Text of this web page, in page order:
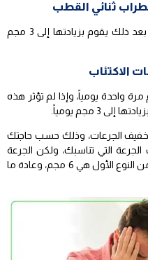
ثنائي القطب
يصف الطبيب جرعة قدرها 1.5 مجم، ثم بعد ذلك يقوم بزيادتها إلى 3 مجم
الاكتئاب
جرعة أولية قدرها 1.5 مجم مرة واحدة يومياً، وإذا لم تؤثر هذه
3 مجم يومياً.
الجرعات، وذلك حسب حاجتك
التي تناسبك، ولكن الجرعة
القصوى لنوبات اضطراب ثنائي القطب من النوع الأول هي 6 مجم، وعادة ما